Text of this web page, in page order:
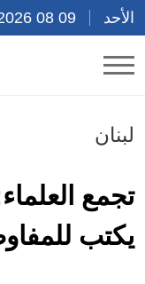
الأحد
لبنان
تجمع
يكتب